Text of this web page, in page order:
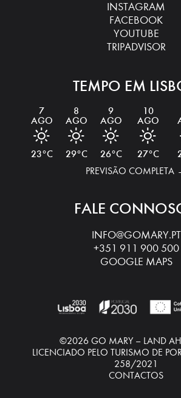
INSTAGRAM
FACEBOOK
YOUTUBE
TRIPADVISOR
TEMPO EM
7
AGO
23 °C
8
AGO
29 °C
9
AGO
26 °C
10
AGO
27 °C
PREVISÃO COMPLETA
FALE
INFO@GOMARY.PT
‭+351 911 900 500‬
GOOGLE MAPS
©2026 GO MARY – LAND
LICENCIADO PELO TURISMO DE
258/2021
CONTACTOS